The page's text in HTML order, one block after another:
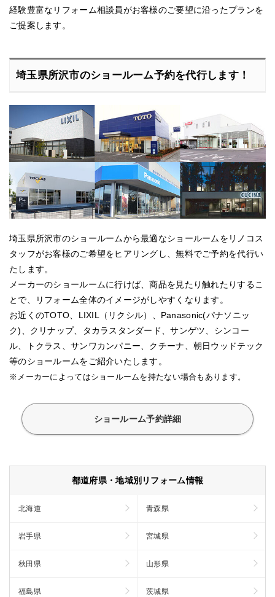
経験豊富なリフォーム相談員がお客様のご要望に沿ったプランを
ご提案します。
埼玉県所沢市のショールーム予約を代行します！
埼玉県所沢市のショールームから最適なショールームをリノコス
タッフがお客様のご希望をヒアリングし、無料でご予約を代行い
たします。
メーカーのショールームに行けば、商品を見たり触れたりするこ
とで、リフォーム全体のイメージがしやすくなります。
お近くのTOTO、LIXIL（リクシル）、Panasonic(パナソニッ
ク)、クリナップ、タカラスタンダード、サンゲツ、シンコー
ル、トクラス、サンワカンパニー、クチーナ、朝日ウッドテック
等のショールームをご紹介いたします。
※メーカーによってはショールームを持たない場合もあります。
ショールーム予約詳細
都道府県・地域別リフォーム情報
北海道 青森県
岩手県 宮城県
秋田県 山形県
福島県 茨城県